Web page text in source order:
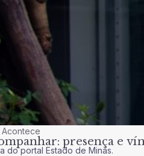
Acontece
presença e
do portal Estado de Minas.